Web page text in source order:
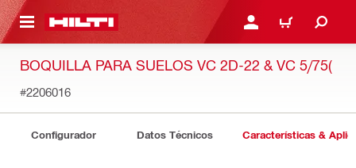
PRINCIPAL INICIE SESIÓN O
CARRITO
BOQUILLA PARA SUELOS VC 2D-22 & VC 5/75(
#2206016
Configurador Datos Técnicos Características &